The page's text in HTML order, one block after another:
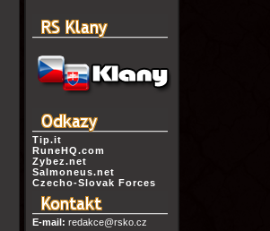
Tip.it
RuneHQ.com
Zybez.net
Salmoneus.net
Czecho-Slovak Forces
E-mail: redakce@rsko.cz